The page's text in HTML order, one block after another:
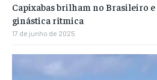
Capixabas brilham no Brasileiro
ginástica rítmica
17 de junho de 2025